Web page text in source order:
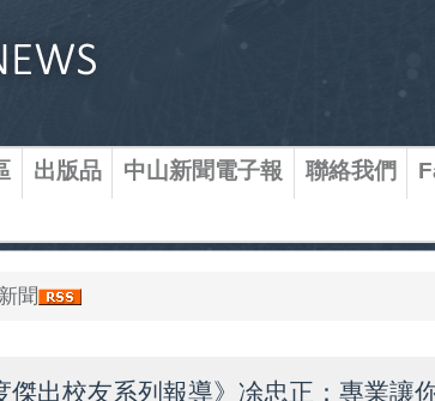
出版品 中山新聞電子報 聯絡我們
聞
傑出校友系列報導》凃忠正：專業讓